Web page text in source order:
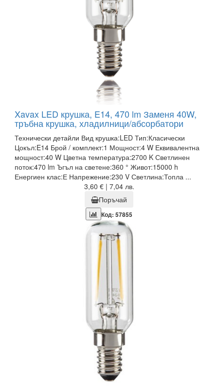
Xavax LED крушка, E14, 470 lm Заменя 40W,
тръбна крушка, хладилници/абсорбатори
Технически детайли Вид крушка:LED Тип:Класически
Цокъл:E14 Брой / комплект:1 Мощност:4 W Еквивалентна
мощност:40 W Цветна температура:2700 K Светлинен
поток:470 lm Ъгъл на светене:360 ° Живот:15000 h
Енергиен клас:Е Напрежение:230 V Светлина:Топла ...
3,60 € | 7,04 лв.
Поръчай
Код: 57855